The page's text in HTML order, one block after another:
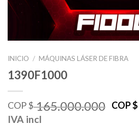
INICIO / MÁQUINAS LÁSER DE FIBRA
1390F1000
COP $165.000.000 El
COP $
IVA incl